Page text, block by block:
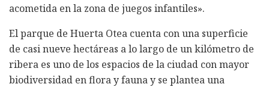
acometida en la zona de juegos infantiles».
El parque de Huerta Otea cuenta con una superficie
de casi nueve hectáreas a lo largo de un kilómetro de
ribera es uno de los espacios de la ciudad con mayor
biodiversidad en flora y fauna y se plantea una